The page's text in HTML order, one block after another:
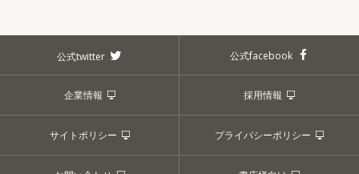
公式twitter 公式facebook
企業情報 採用情報
サイトポリシー プライバシーポリシー